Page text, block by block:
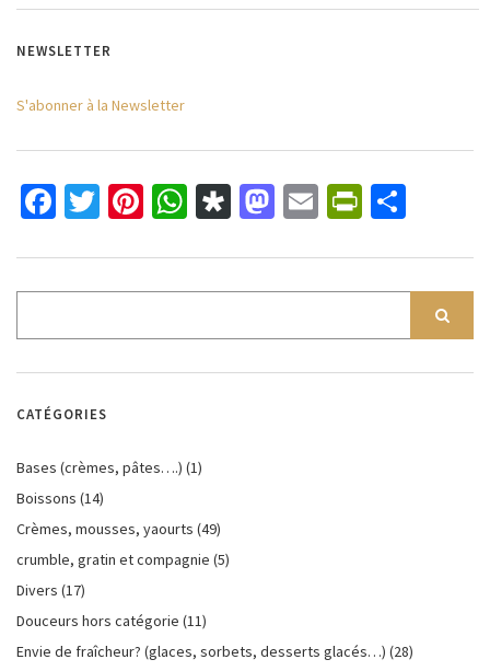
NEWSLETTER
S'abonner à la Newsletter
Facebook
Twitter
Pinterest
WhatsApp
Diaspora
Mastodon
Email
CATÉGORIES
Bases (crèmes, pâtes….) (1)
Boissons (14)
Crèmes, mousses, yaourts (49)
crumble, gratin et compagnie (5)
Divers (17)
Douceurs hors catégorie (11)
Envie de fraîcheur? (glaces, sorbets, desserts glacés…) (28)